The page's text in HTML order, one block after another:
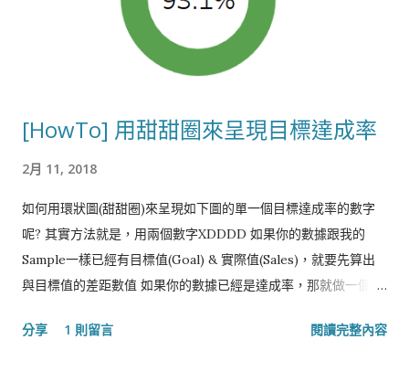
[HowTo] 用甜甜圈來呈現目標達成率
2月 11, 2018
如何用環狀圖(甜甜圈)來呈現如下圖的單一個目標達成率的數字
呢? 其實方法就是，用兩個數字XDDDD 如果你的數據跟我的
Sample一樣已經有目標值(Goal) & 實際值(Sales)，就要先算出
與目標值的差距數值 如果你的數據已經是達成率，那就做一個 1-
Chart, 但這時候是將Measure Names放到Color，然後將
分享 1 則留言 閱讀完整內容